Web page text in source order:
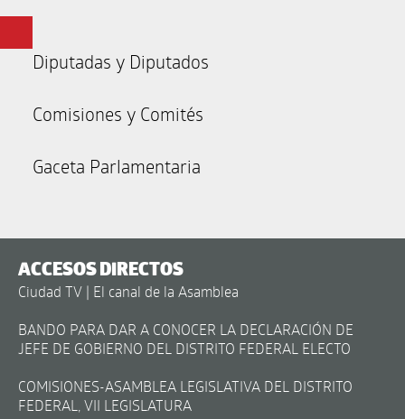
Diputadas y Diputados
Comisiones y Comités
Gaceta Parlamentaria
ACCESOS DIRECTOS
Ciudad TV | El canal de la Asamblea
BANDO PARA DAR A CONOCER LA DECLARACIÓN DE
JEFE DE GOBIERNO DEL DISTRITO FEDERAL ELECTO
COMISIONES-ASAMBLEA LEGISLATIVA DEL DISTRITO
FEDERAL, VII LEGISLATURA